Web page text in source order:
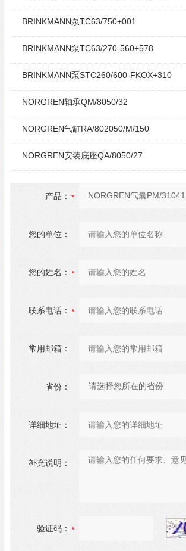
BRINKMANN泵TC63/750+001
BRINKMANN泵TC63/270-560+578
BRINKMANN泵STC260/600-FKOX+310
NORGREN轴承QM/8050/32
NORGREN气缸RA/802050/M/150
NORGREN安装底座QA/8050/27
产品：
您的单位：
您的姓名：
联系电话：
常用邮箱：
省份：
详细地址：
补充说明：
验证码：